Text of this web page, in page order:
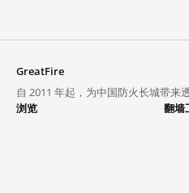
GreatFire
自 2011 年起，为中国防火长城带来透
浏览
翻墙